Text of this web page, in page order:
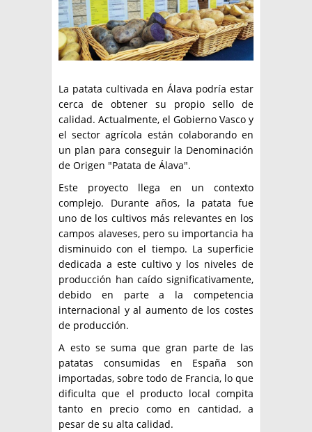
La patata cultivada en Álava podría estar
cerca de obtener su propio sello de
calidad. Actualmente, el Gobierno Vasco y
el sector agrícola están colaborando en
un plan para conseguir la Denominación
de Origen "Patata de Álava".
Este proyecto llega en un contexto
complejo. Durante años, la patata fue
uno de los cultivos más relevantes en los
campos alaveses, pero su importancia ha
disminuido con el tiempo. La superficie
dedicada a este cultivo y los niveles de
producción han caído significativamente,
debido en parte a la competencia
internacional y al aumento de los costes
de producción.
A esto se suma que gran parte de las
patatas consumidas en España son
importadas, sobre todo de Francia, lo que
dificulta que el producto local compita
tanto en precio como en cantidad, a
pesar de su alta calidad.